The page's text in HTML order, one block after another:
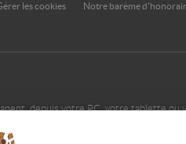
les cookies Notre barème
depuis votre PC, votre tablette ou